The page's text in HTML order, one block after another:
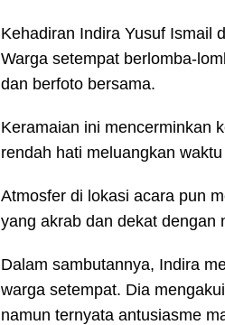
Kehadiran Indira Yusuf Ismail
Warga setempat berlomba-
dan berfoto bersama.
Keramaian ini mencerminkan
rendah hati meluangkan
Atmosfer di lokasi acara pun
yang akrab dan dekat dengan
Dalam sambutannya, Indira
warga setempat. Dia
namun ternyata antusiasme